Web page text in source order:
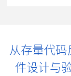
从存量代
件设计与